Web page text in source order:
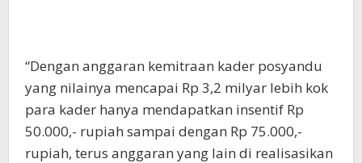
“Dengan anggaran kemitraan kader posyandu
yang nilainya mencapai Rp 3,2 milyar lebih kok
para kader hanya mendapatkan insentif Rp
50.000,- rupiah sampai dengan Rp 75.000,-
rupiah, terus anggaran yang lain di realisasikan